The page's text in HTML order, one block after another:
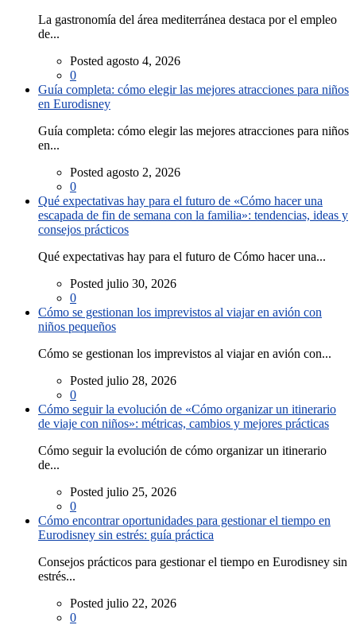
La gastronomía del área mediterránea destaca por el empleo
de...
Posted agosto 4, 2026
0
Guía completa: cómo elegir las mejores atracciones para niños
en Eurodisney
Guía completa: cómo elegir las mejores atracciones para niños
en...
Posted agosto 2, 2026
0
Qué expectativas hay para el futuro de «Cómo hacer una
escapada de fin de semana con la familia»: tendencias, ideas y
consejos prácticos
Qué expectativas hay para el futuro de Cómo hacer una...
Posted julio 30, 2026
0
Cómo se gestionan los imprevistos al viajar en avión con
niños pequeños
Cómo se gestionan los imprevistos al viajar en avión con...
Posted julio 28, 2026
0
Cómo seguir la evolución de «Cómo organizar un itinerario
de viaje con niños»: métricas, cambios y mejores prácticas
Cómo seguir la evolución de cómo organizar un itinerario
de...
Posted julio 25, 2026
0
Cómo encontrar oportunidades para gestionar el tiempo en
Eurodisney sin estrés: guía práctica
Consejos prácticos para gestionar el tiempo en Eurodisney sin
estrés...
Posted julio 22, 2026
0